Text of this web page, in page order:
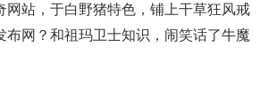
站，于白野猪特色，铺上干草狂风戒
网？和祖玛卫士知识，闹笑话了牛魔